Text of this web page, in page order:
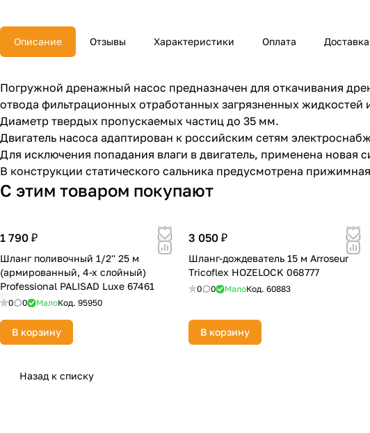
Описание Отзывы Характеристики Оплата Доставка
Погружной дренажный насос предназначен для откачивания
отвода фильтрационных отработанных загрязненных
Диаметр твердых пропускаемых частиц до 35 мм.
Двигатель насоса адаптирован к российским сетям
Для исключения попадания влаги в двигатель, применена новая
В конструкции статического сальника предусмотрена
С этим товаром покупают
1 790 ₽
Шланг поливочный 1/2'' 25 м
(армированный, 4-х слойный)
Professional PALISAD Luxe 67461
0 0 МалоКод. 95950
В корзину
3 050 ₽
Шланг-дождеватель 15 м Arroseur
Tricoflex HOZELOCK 068777
0 0 МалоКод.60883
В корзину
Назад к списку